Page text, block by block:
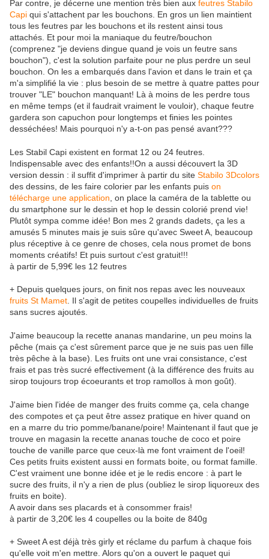
Par contre, je décerne une mention très bien aux feutres Stabilo
Capi qui s'attachent par les bouchons. En gros un lien maintient
tous les feutres par les bouchons et ils restent ainsi tous
attachés. Et pour moi la maniaque du feutre/bouchon
(comprenez "je deviens dingue quand je vois un feutre sans
bouchon"), c'est la solution parfaite pour ne plus perdre un seul
bouchon. On les a embarqués dans l'avion et dans le train et ça
m'a simplifié la vie : plus besoin de se mettre à quatre pattes pour
trouver "LE" bouchon manquant! Là à moins de les perdre tous
en même temps (et il faudrait vraiment le vouloir), chaque feutre
gardera son capuchon pour longtemps et finies les pointes
desséchées! Mais pourquoi n'y a-t-on pas pensé avant???
Les Stabil Capi existent en format 12 ou 24 feutres.
Indispensable avec des enfants!!On a aussi découvert la 3D
version dessin : il suffit d'imprimer à partir du site Stabilo 3Dcolors
des dessins, de les faire colorier par les enfants puis on
télécharge une application , on place la caméra de la tablette ou
du smartphone sur le dessin et hop le dessin colorié prend vie!
Plutôt sympa comme idée! Bon mes 2 grands dadets, ça les a
amusés 5 minutes mais je suis sûre qu'avec Sweet A, beaucoup
plus réceptive à ce genre de choses, cela nous promet de bons
moments créatifs! Et puis surtout c'est gratuit!!!
à partir de 5,99€ les 12 feutres
+ Depuis quelques jours, on finit nos repas avec les nouveaux
fruits St Mamet . Il s'agit de petites coupelles individuelles de fruits
sans sucres ajoutés.
J'aime beaucoup la recette ananas mandarine, un peu moins la
pêche (mais ça c'est sûrement parce que je ne suis pas uen fille
très pêche à la base). Les fruits ont une vrai consistance, c'est
frais et pas très sucré effectivement (à la différence des fruits au
sirop toujours trop écoeurants et trop ramollos à mon goût).
J'aime bien l'idée de manger des fruits comme ça, cela change
des compotes et ça peut être assez pratique en hiver quand on
en a marre du trio pomme/banane/poire! Maintenant il faut que je
trouve en magasin la recette ananas touche de coco et poire
touche de vanille parce que ceux-là me font vraiment de l'oeil!
Ces petits fruits existent aussi en formats boite, ou format famille.
C'est vraiment une bonne idée et je le redis encore : à part le
sucre des fruits, il n'y a rien de plus (oubliez le sirop liquoreux des
fruits en boite).
A avoir dans ses placards et à consommer frais!
à partir de 3,20€ les 4 coupelles ou la boite de 840g
+ Sweet A est déjà très girly et réclame du parfum à chaque fois
qu'elle voit m'en mettre. Alors qu'on a ouvert le paquet qui